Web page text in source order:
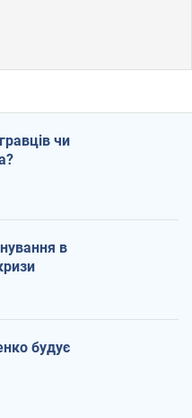
чи
в
будує